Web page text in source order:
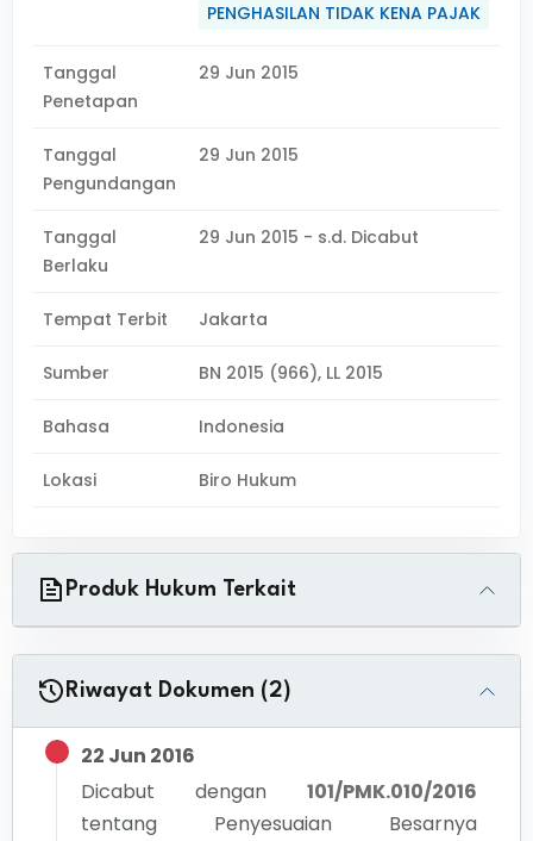
PENGHASILAN TIDAK KENA PAJAK
Tanggal
Penetapan
29 Jun 2015
Tanggal
Pengundangan
29 Jun 2015
Tanggal
Berlaku
29 Jun 2015 - s.d. Dicabut
Tempat Terbit Jakarta
Sumber BN 2015 (966), LL 2015
Bahasa Indonesia
Lokasi Biro Hukum
Produk Hukum Terkait
Riwayat Dokumen (2)
22 Jun 2016
Dicabut dengan
101/PMK.010/2016
tentang Penyesuaian Besarnya